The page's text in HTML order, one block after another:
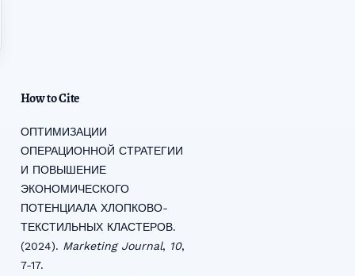
How to Cite
ОПТИМИЗАЦИИ
ОПЕРАЦИОННОЙ СТРАТЕГИИ
И ПОВЫШЕНИЕ
ЭКОНОМИЧЕСКОГО
ПОТЕНЦИАЛА ХЛОПКОВО-
ТЕКСТИЛЬНЫХ КЛАСТЕРОВ.
(2024). Marketing Journal, 10,
7-17.